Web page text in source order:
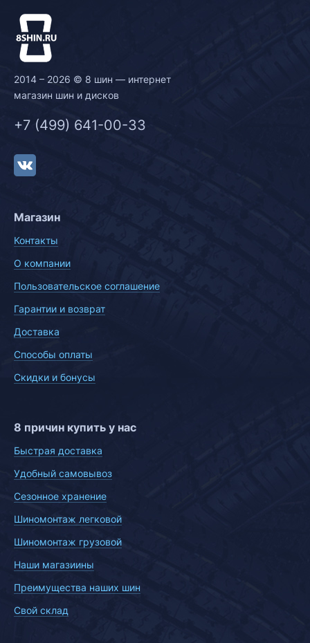
2014 – 2026 © 8 шин — интернет
магазин шин и дисков
+7 (499) 641-00-33
Магазин
Контакты
О компании
Пользовательское соглашение
Гарантии и возврат
Доставка
Способы оплаты
Скидки и бонусы
8 причин купить у нас
Быстрая доставка
Удобный самовывоз
Сезонное хранение
Шиномонтаж легковой
Шиномонтаж грузовой
Наши магазиины
Преимущества наших шин
Свой склад